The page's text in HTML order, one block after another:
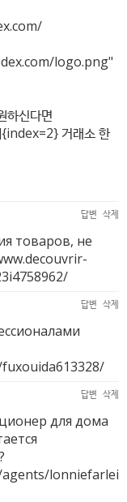
logo.png"
하신다면
거래소 한
답변 삭제
товаров, не
답변 삭제
답변 삭제
для дома
lonniefarlei